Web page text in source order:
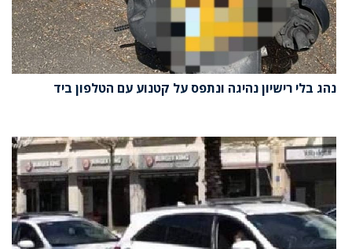
נהג בלי רישיון נהיגה ונתפס על קטנוע עם הטלפון ביד